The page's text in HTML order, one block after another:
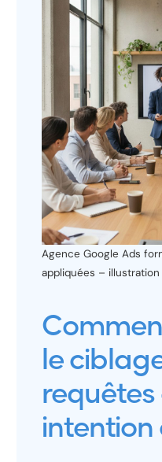
Agence Google Ads
appliquées – illustration
le
intention